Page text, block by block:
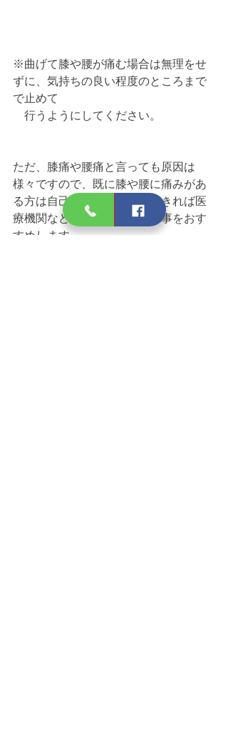
※曲げて膝や腰が痛む場合は無理をせ
ずに、気持ちの良い程度のところまで
で止めて
行うようにしてください。
ただ、膝痛や腰痛と言っても原因は
様々ですので、既に膝や腰に痛みがあ
る方は自己判断はせずに、できれば医
療機関などで一度診てもらう事をおす
すめします。